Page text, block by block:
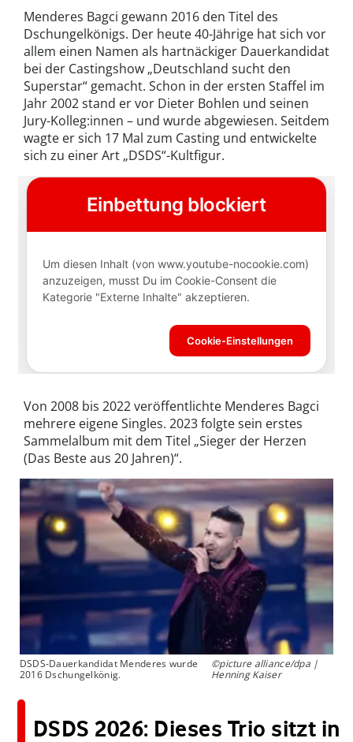
Menderes Bagci gewann 2016 den Titel des
Dschungelkönigs. Der heute 40-Jährige hat sich vor
allem einen Namen als hartnäckiger Dauerkandidat
bei der Castingshow „Deutschland sucht den
Superstar“ gemacht. Schon in der ersten Staffel im
Jahr 2002 stand er vor Dieter Bohlen und seinen
Jury-Kolleg:innen – und wurde abgewiesen. Seitdem
wagte er sich 17 Mal zum Casting und entwickelte
sich zu einer Art „DSDS“-Kultfigur.
Von 2008 bis 2022 veröffentlichte Menderes Bagci
mehrere eigene Singles. 2023 folgte sein erstes
Sammelalbum mit dem Titel „Sieger der Herzen
(Das Beste aus 20 Jahren)“.
DSDS-Dauerkandidat Menderes wurde
2016 Dschungelkönig.
©picture alliance/dpa |
Henning Kaiser
DSDS 2026: Dieses Trio sitzt in